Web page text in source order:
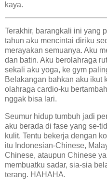
kaya.
Terakhir, barangkali ini yang
tahun aku mencintai diriku
merayakan semuanya. Aku
dan batin. Aku berolahraga
sekali aku yoga, ke gym
Belakangan bahkan aku ikut
olahraga cardio-ku
nggak bisa lari.
Seumur hidup tumbuh jadi
aku berada di fase yang se-
kulit. Tentu bekerja dengan
itu Indonesian-Chinese,
Chinese, ataupun Chinese
membuatku sadar, sia-sia
terang. HAHAHA.